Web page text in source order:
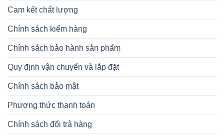
Cam kết chất lượng
Chính sách kiểm hàng
Chính sách bảo hành sản phẩm
Quy định vận chuyển và lắp đặt
Chính sách bảo mật
Phương thức thanh toán
Chính sách đổi trả hàng